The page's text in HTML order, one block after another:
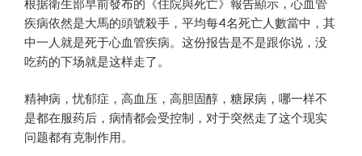
根据衛生部早前發布的《住院與死亡》報告顯示，心血管
疾病依然是大馬的頭號殺手，平均每4名死亡人數當中，其
中一人就是死于心血管疾病。这份报告是不是跟你说，没
吃药的下场就是这样走了。
精神病，忧郁症，高血压，高胆固醇，糖尿病，哪一样不
是都在服药后，病情都会受控制，对于突然走了这个现实
问题都有克制作用。